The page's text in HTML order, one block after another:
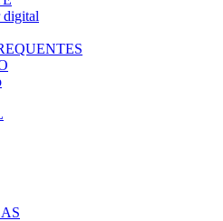
digital